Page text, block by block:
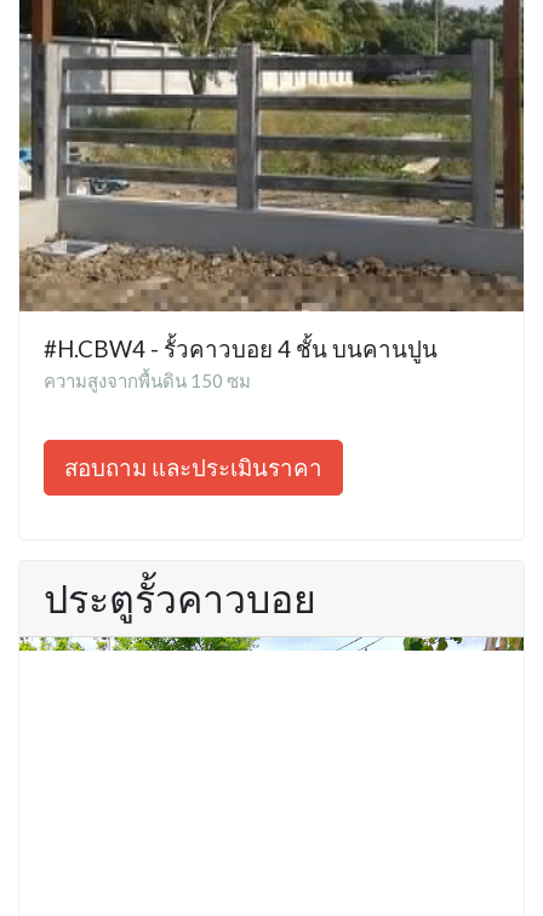
#H.CBW4 - รั้วคาวบอย 4 ชั้น บนคานปูน
ความสูงจากพื้นดิน 150 ซม
สอบถาม และประเมินราคา
ประตูรั้วคาวบอย